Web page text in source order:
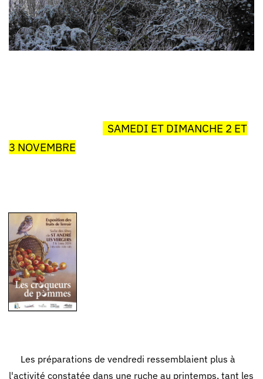
SAMEDI ET DIMANCHE 2 ET
3 NOVEMBRE
Les préparations de vendredi ressemblaient plus à
l'activité constatée dans une ruche au printemps, tant les